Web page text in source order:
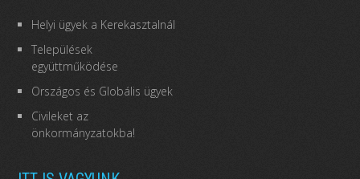
Helyi ügyek a Kerekasztalnál
Települések
együttműködése
Országos és Globális ügyek
Civileket az
önkormányzatokba!